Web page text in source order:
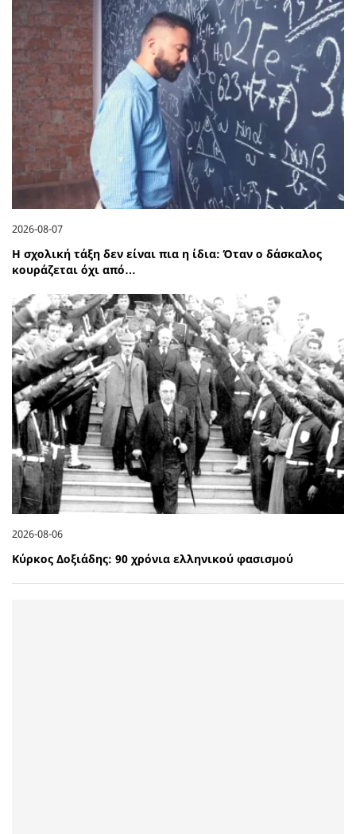
2026-08-07
Η σχολική τάξη δεν είναι πια η ίδια: Όταν ο δάσκαλος
κουράζεται όχι από…
2026-08-06
Κύρκος Δοξιάδης: 90 χρόνια ελληνικού φασισμού